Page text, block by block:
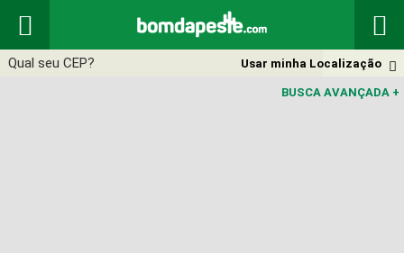
 

Usar minha Localização
BUSCA AVANÇADA +